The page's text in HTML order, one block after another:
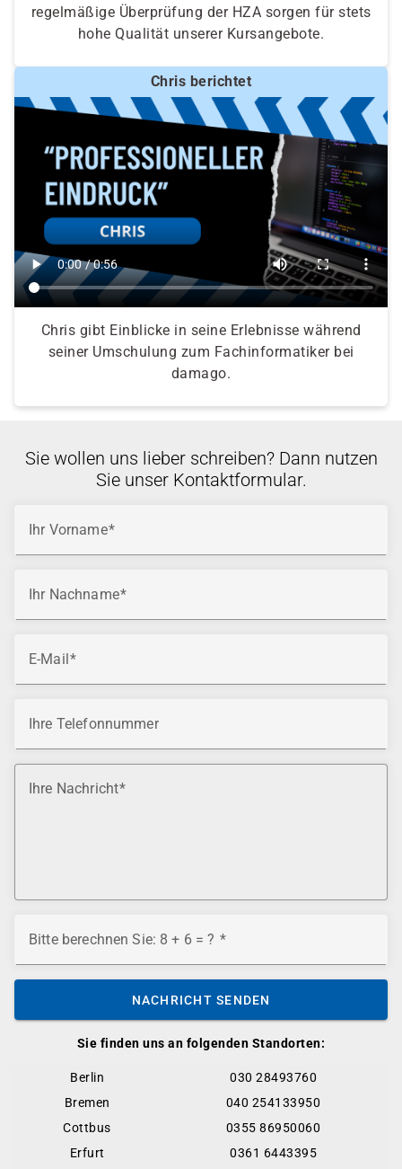
regelmäßige Überprüfung der HZA sorgen für stets
hohe Qualität unserer Kursangebote.
Chris berichtet
Chris gibt Einblicke in seine Erlebnisse während
seiner Umschulung zum Fachinformatiker bei
damago.
Sie finden uns an folgenden Standorten:
Berlin
030 28493760
Bremen
040 254133950
Cottbus
0355 86950060
Erfurt
0361 6443395
Sie wollen uns lieber schreiben? Dann nutzen
Sie unser Kontaktformular.
Ihr Vorname
Ihr Nachname
E-Mail
Ihre Telefonnummer
Ihre Nachricht
Bitte berechnen Sie: 8 + 6 = ?
NACHRICHT SENDEN